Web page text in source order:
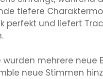
tiefere
perfekt und liefert
wurden mehrere
neue Stimmen